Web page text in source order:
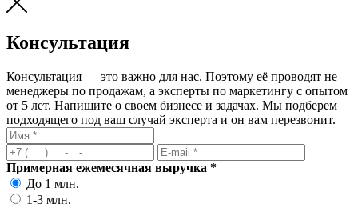
Консультация
Консультация — это важно для нас. Поэтому её проводят не
менеджеры по продажам, а эксперты по маркетингу с опытом
от 5 лет. Напишите о своем бизнесе и задачах. Мы подберем
подходящего под ваш случай эксперта и он вам перезвонит.
Примерная ежемесячная выручка *
До 1 млн.
1-3 млн.